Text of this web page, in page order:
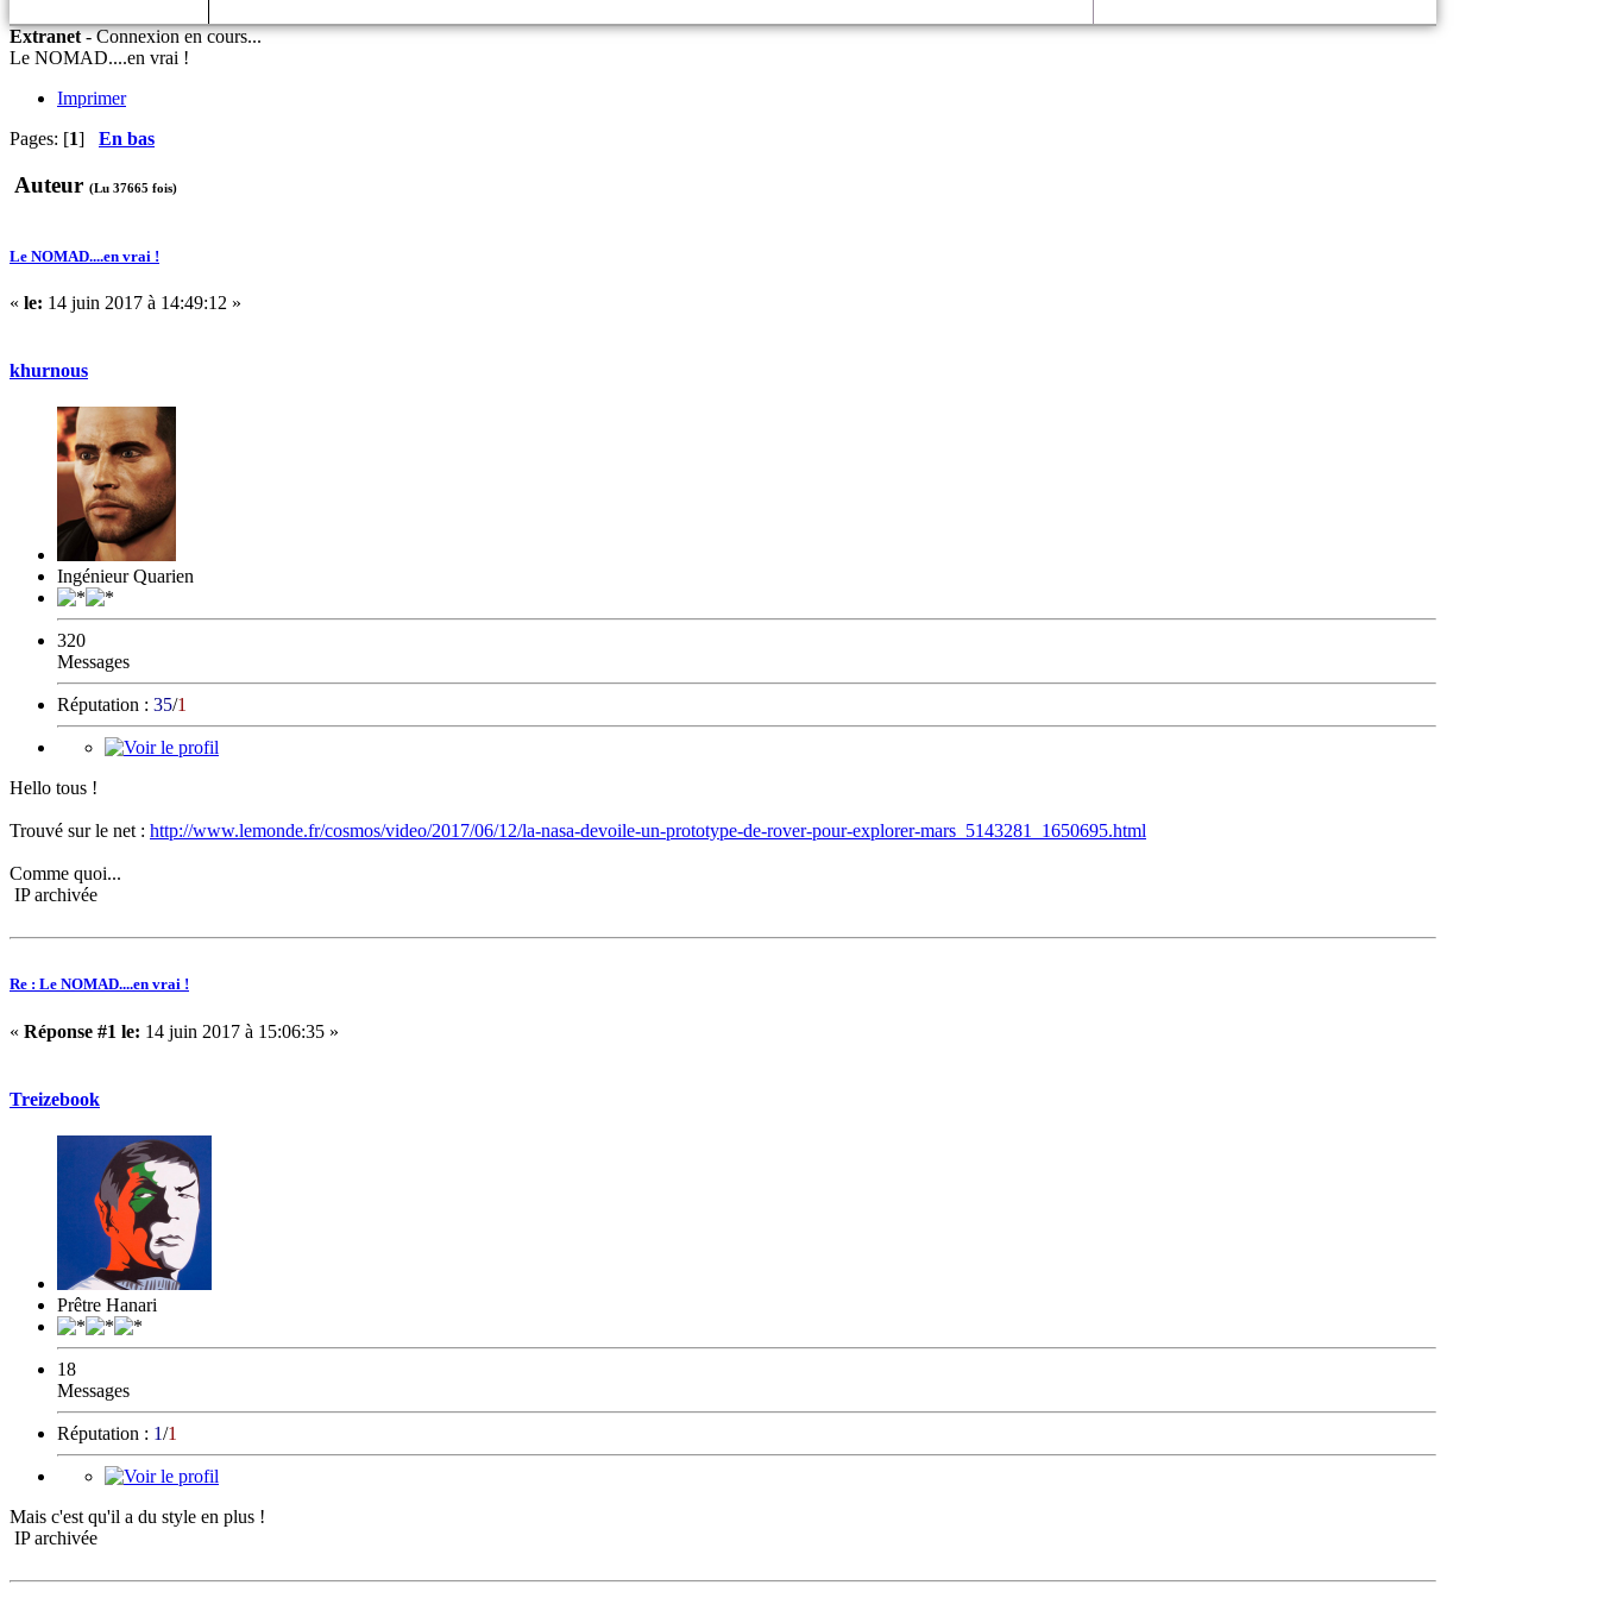
Extranet-Connexion en cours...
Le NOMAD....en vrai !
Imprimer
Pages: [1] En bas
Auteur (Lu 37665 fois)
Le NOMAD....en vrai !
« le: 14 juin 2017 à 14:49:12 »
khurnous
Ingénieur Quarien
320
Messages
Réputation : 35/1
Hello tous !
Trouvé sur le net : http://www.lemonde.fr/cosmos/video/2017/06/12/la-nasa-devoile-un-prototype-de-rover-pour-explorer-mars_5143281_1650695.html
Comme quoi...
IP archivée
Re : Le NOMAD....en vrai !
« Réponse #1 le: 14 juin 2017 à 15:06:35 »
Treizebook
Prêtre Hanari
18
Messages
Réputation : 1/1
Mais c'est qu'il a du style en plus !
IP archivée